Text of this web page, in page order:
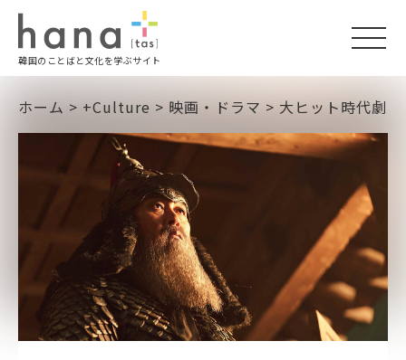
韓国のことばと文化を学ぶサイト
ホーム > +Culture > 映画・ドラマ > 大ヒット時代劇